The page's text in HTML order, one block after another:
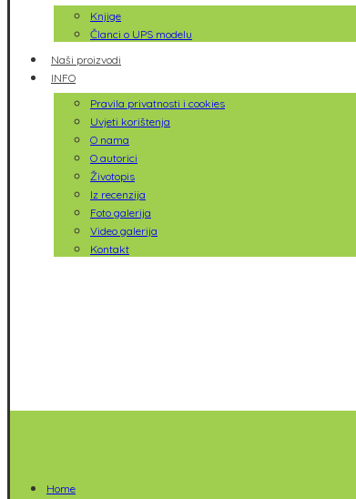
Knjige
Članci o UPS modelu
Naši proizvodi
INFO
Pravila privatnosti i cookies
Uvjeti korištenja
O nama
O autorici
Životopis
Iz recenzija
Foto galerija
Video galerija
Kontakt
Home